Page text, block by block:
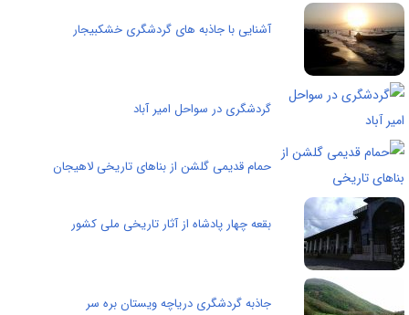
آشنایی با جاذبه های گردشگری خشکبیجار
گردشگری در سواحل امیر آباد
حمام قدیمی گلشن از بناهای تاریخی لاهیجان
بقعه چهار پادشاه از آثار تاریخی ملی کشور
جاذبه گردشگری دریاچه ویستان بره سر